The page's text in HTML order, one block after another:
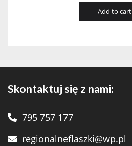
Add to cart
Skontaktuj się z nami:
795 757 177
regionalneflaszki@wp.pl